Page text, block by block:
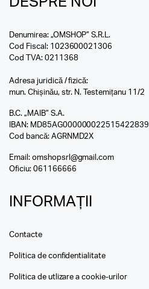
Denumirea: „OMSHOP” S.R.L.
Cod Fiscal: 1023600021306
Cod TVA: 0211368
Adresa juridică / fizică:
mun. Chișinău, str. N. Testemițanu 11/2
B.C. „MAIB” S.A.
IBAN: MD85AG000000022515422839
Cod bancă: AGRNMD2X
Email: omshopsrl@gmail.com
Oficiu: 061166666
INFORMAȚII
Contacte
Politica de confidentialitate
Politica de utlizare a cookie-urilor